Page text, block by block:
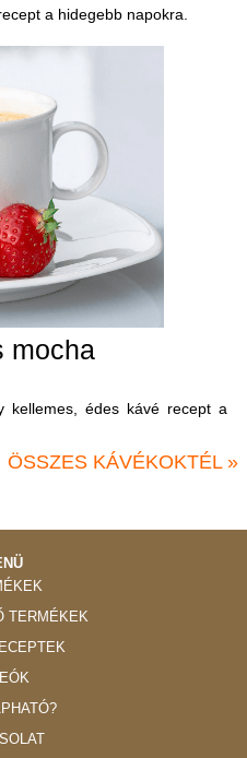
a hidegebb napokra.
mocha
kellemes, édes kávé recept a
ÖSSZES KÁVÉKOKTÉL »
TERMÉKEK